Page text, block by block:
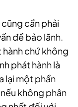
cần phải
đề bảo lãnh.
hành chứ không
phát hành là
lại một phần
không phân